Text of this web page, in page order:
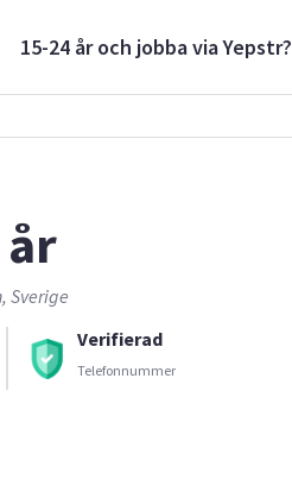
15-24 år och jobba via Yepstr?
år
Sverige
Verifierad
Telefonnummer